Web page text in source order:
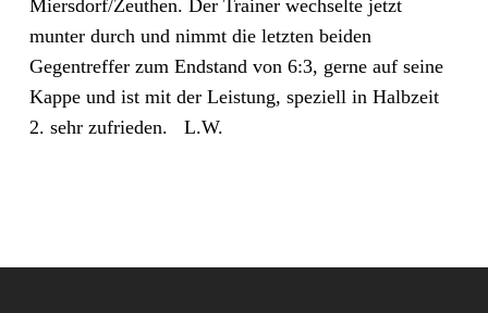
Miersdorf/Zeuthen. Der Trainer wechselte jetzt
munter durch und nimmt die letzten beiden
Gegentreffer zum Endstand von 6:3, gerne auf seine
Kappe und ist mit der Leistung, speziell in Halbzeit
2. sehr zufrieden. L.W.